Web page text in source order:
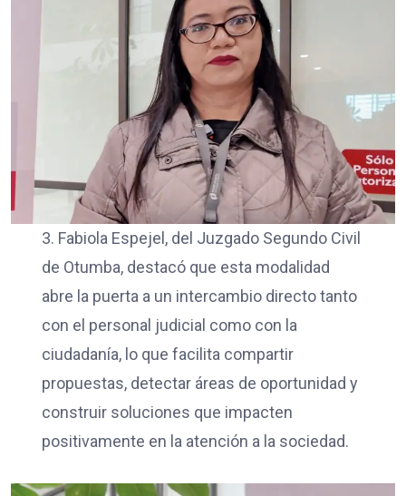
3. Fabiola Espejel, del Juzgado Segundo Civil
de Otumba, destacó que esta modalidad
abre la puerta a un intercambio directo tanto
con el personal judicial como con la
ciudadanía, lo que facilita compartir
propuestas, detectar áreas de oportunidad y
construir soluciones que impacten
positivamente en la atención a la sociedad.